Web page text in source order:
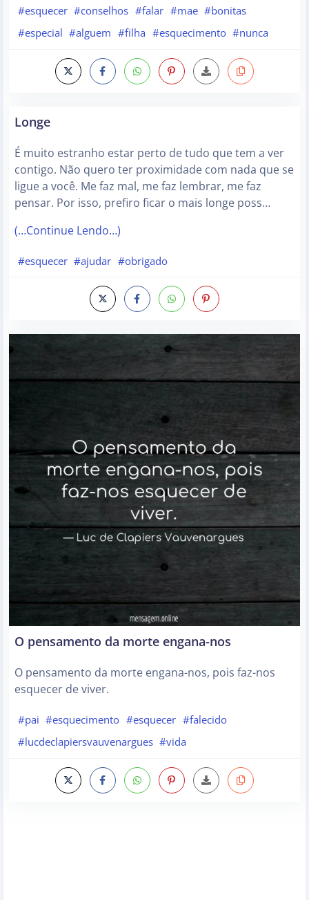
#esquecer #conselhos #falar #mae #bonitas
#especial #alguem #filha #esquecimento #nunca
Longe
É muito estranho estar perto de tudo que tem a ver
contigo. Não quero ter proximidade com nada que se
ligue a você. Me faz mal, me faz lembrar, me faz
pensar. Por isso, prefiro ficar o mais longe poss…
(…Continue Lendo…)
#esquecer #ajudar #obrigado
O pensamento da morte engana-nos
O pensamento da morte engana-nos, pois faz-nos
esquecer de viver.
#pai #esquecimento #esquecer #falecido
#lucdeclapiersvauvenargues #vida